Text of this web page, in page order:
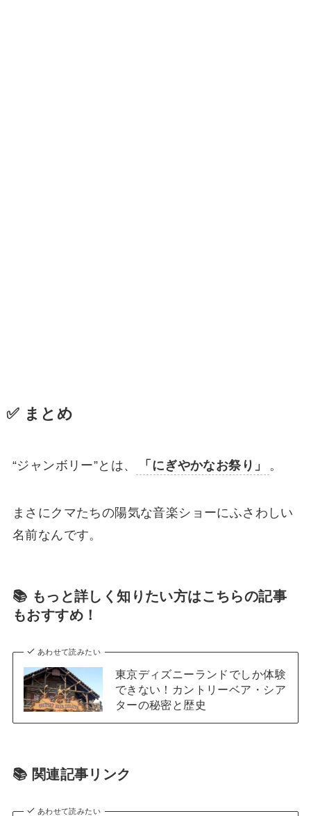
✅ まとめ
“ジャンボリー”とは、 「にぎやかなお祭り」 。
まさにクマたちの陽気な音楽ショーにふさわしい
名前なんです。
📚 もっと詳しく知りたい方はこちらの記事
もおすすめ！
あわせて読みたい
東京ディズニーランドでしか体験
できない！カントリーベア・シア
ターの秘密と歴史
📚 関連記事リンク
あわせて読みたい